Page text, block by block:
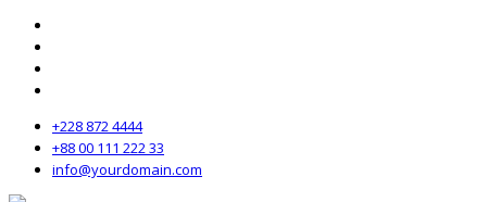
+228 872 4444
+88 00 111 222 33
info@yourdomain.com